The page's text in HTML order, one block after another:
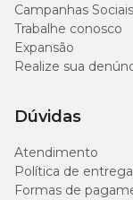
Campanhas Sociais
Trabalhe conosco
Expansão
Realize sua
Dúvidas
Atendimento
Política de
Formas de